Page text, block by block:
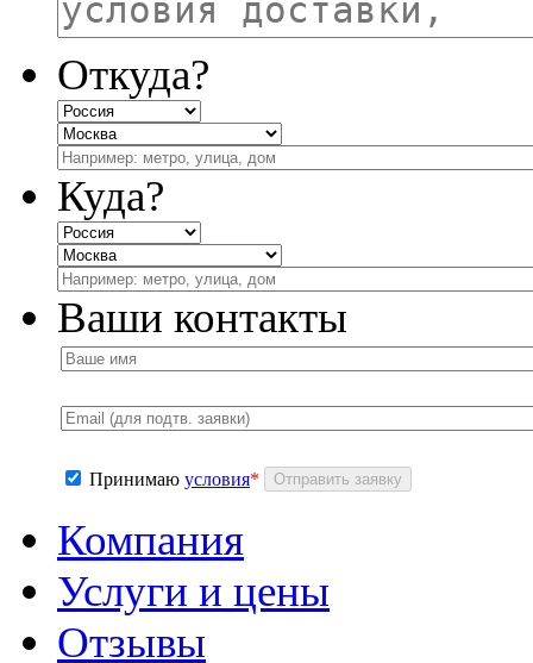
Откуда?
Куда?
Ваши контакты
Принимаю условия*
Компания
Услуги и цены
Отзывы